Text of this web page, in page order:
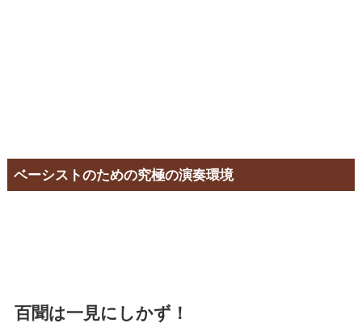
ベーシストのための究極の演奏環境
百聞は一見にしかず！